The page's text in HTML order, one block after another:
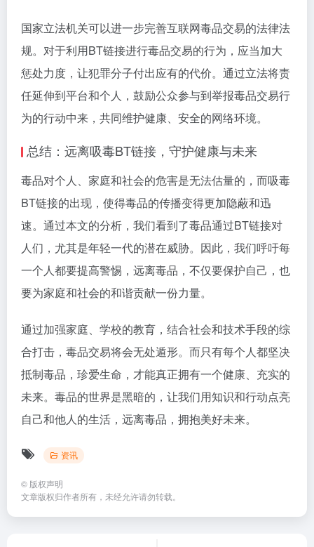
国家立法机关可以进一步完善互联网毒品交易的法律法
规。对于利用BT链接进行毒品交易的行为，应当加大
惩处力度，让犯罪分子付出应有的代价。通过立法将责
任延伸到平台和个人，鼓励公众参与到举报毒品交易行
为的行动中来，共同维护健康、安全的网络环境。
总结：远离吸毒BT链接，守护健康与未来
毒品对个人、家庭和社会的危害是无法估量的，而吸毒
BT链接的出现，使得毒品的传播变得更加隐蔽和迅
速。通过本文的分析，我们看到了毒品通过BT链接对
人们，尤其是年轻一代的潜在威胁。因此，我们呼吁每
一个人都要提高警惕，远离毒品，不仅要保护自己，也
要为家庭和社会的和谐贡献一份力量。
通过加强家庭、学校的教育，结合社会和技术手段的综
合打击，毒品交易将会无处遁形。而只有每个人都坚决
抵制毒品，珍爱生命，才能真正拥有一个健康、充实的
未来。毒品的世界是黑暗的，让我们用知识和行动点亮
自己和他人的生活，远离毒品，拥抱美好未来。
资讯
© 版权声明
文章版权归作者所有，未经允许请勿转载。